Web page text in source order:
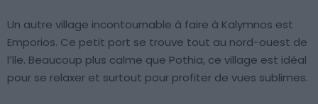
Un autre village incontournable à faire à Kalymnos est
Emporios. Ce petit port se trouve tout au nord-ouest de
l’île. Beaucoup plus calme que Pothia, ce village est idéal
pour se relaxer et surtout pour profiter de vues sublimes.